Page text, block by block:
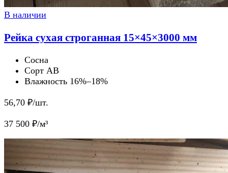
В наличии
Рейка сухая строганная 15×45×3000 мм
Сосна
Сорт AB
Влажность 16%–18%
56,70 ₽/шт.
37 500 ₽/м³